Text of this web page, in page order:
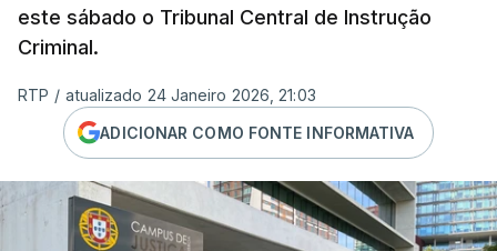
este sábado o Tribunal Central de Instrução
Criminal.
RTP / atualizado 24 Janeiro 2026, 21:03
ADICIONAR COMO FONTE INFORMATIVA